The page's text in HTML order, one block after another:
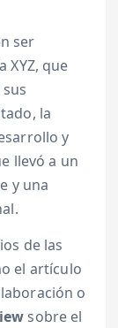
ser
XYZ, que
la
y
llevó a un
y una
de las
el artículo
o
sobre el